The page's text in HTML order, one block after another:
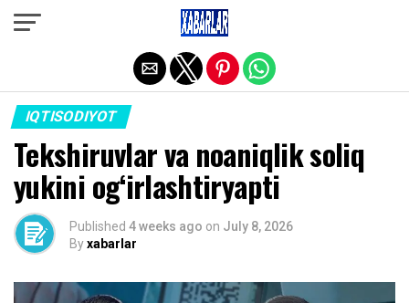
IQTISODIYOT
Tekshiruvlar va noaniqlik soliq
yukini og‘irlashtiryapti
Published 4 weeks ago on July 8, 2026
Byxabarlar
Exit mobile version